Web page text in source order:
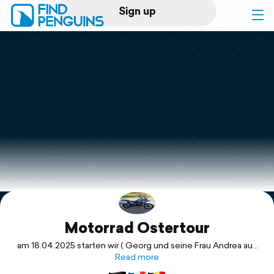
Sign up
Log in
Print a book
Flyover video
Explore
Support
Motorrad Ostertour
am 18.04.2025 starten wir ( Georg und seine Frau Andrea aus
Jülich / Axel aus Laudenbach an der Bergstraße und ich, in
Richtung Frankreich. Wir treffen uns in Luxembourg und habe
Read more